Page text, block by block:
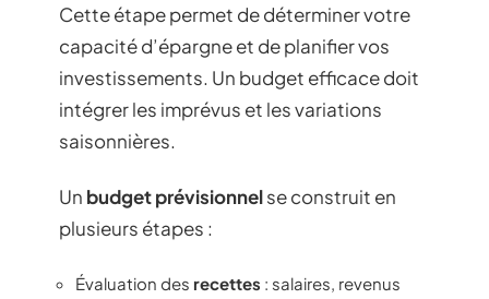
Cette étape permet de déterminer votre
capacité d’épargne et de planifier vos
investissements. Un budget efficace doit
intégrer les imprévus et les variations
saisonnières.
Un budget prévisionnelse construit en
plusieurs étapes :
Évaluation des recettes : salaires, revenus